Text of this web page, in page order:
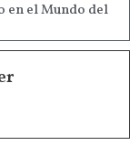
en el Mundo del